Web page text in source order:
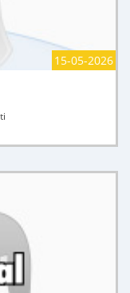
15-05-2026